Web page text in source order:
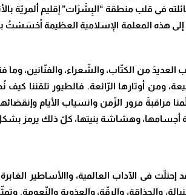
فى قلب منطقة “البِشْرَات” إقليم ألمريّة
هذه المعلمة الإسلامية العظيمة أحْسَسْتُ
العديدَ من الكتّاب، والشّعراء،
أوتارها الرّائعة. فالطيور تلقننا كيف
مراقبةَ مرور الزّمن وانسياب الأيام
أجسامها، وهشاشة بنيتها، كلّ ذلك يرمز
فى الآداب العالمية، واالأساطير
والحذاقة، والرقّة، والعذوبة